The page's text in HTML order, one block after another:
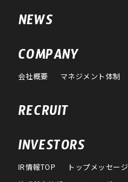
NEWS
COMPANY
会社概要 マネジメント体制
RECRUIT
INVESTORS
IR情報TOP トップメッセージ